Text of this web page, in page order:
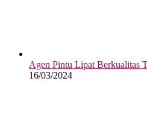
Agen Pintu Lipat Berkualitas
16/03/2024